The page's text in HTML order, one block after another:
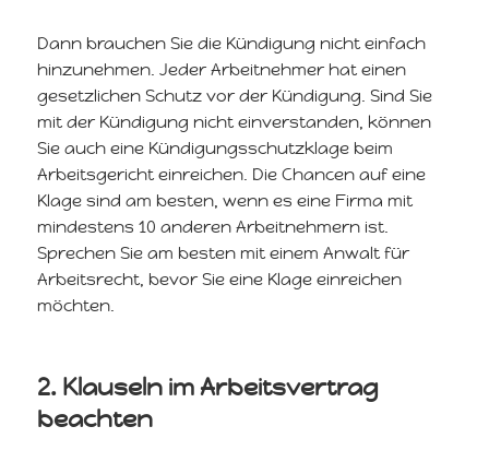
Dann brauchen Sie die Kündigung nicht einfach
hinzunehmen. Jeder Arbeitnehmer hat einen
gesetzlichen Schutz vor der Kündigung. Sind Sie
mit der Kündigung nicht einverstanden, können
Sie auch eine Kündigungsschutzklage beim
Arbeitsgericht einreichen. Die Chancen auf eine
Klage sind am besten, wenn es eine Firma mit
mindestens 10 anderen Arbeitnehmern ist.
Sprechen Sie am besten mit einem Anwalt für
Arbeitsrecht, bevor Sie eine Klage einreichen
möchten.
2. Klauseln im Arbeitsvertrag
beachten